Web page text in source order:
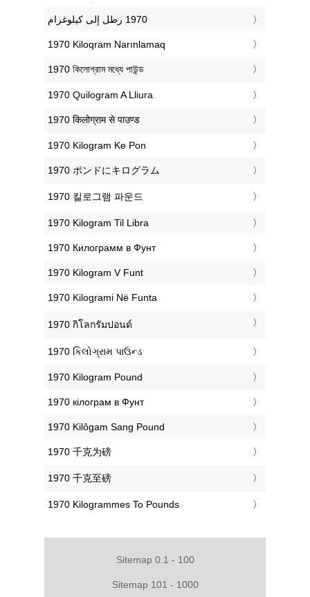
‎1970 Kiloqram Narınlamaq
‎1970 কিলোগ্রাম মধ্যে পাউন্ড
‎1970 Quilogram A Lliura
‎1970 किलोग्राम से पाउण्ड
‎1970 Kilogram Ke Pon
‎1970 ポンドにキログラム
‎1970 킬로그램 파운드
‎1970 Kilogram Til Libra
‎1970 Килограмм в Фунт
‎1970 Kilogram V Funt
‎1970 Kilogrami Në Funta
‎1970 กิโลกรัมปอนด์
‎1970 કિલોગ્રામ પાઉન્ડ
‎1970 Kilogram Pound
‎1970 кілограм в Фунт
‎1970 Kilôgam Sang Pound
‎1970 千克为磅
‎1970 千克至磅
‎1970 Kilogrammes To Pounds
Sitemap 0.1 - 100
Sitemap 101 - 1000